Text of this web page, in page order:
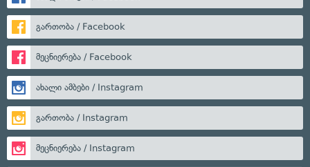
გართობა / Facebook
მეცნიერება / Facebook
ახალი ამბები / Instagram
გართობა / Instagram
მეცნიერება / Instagram